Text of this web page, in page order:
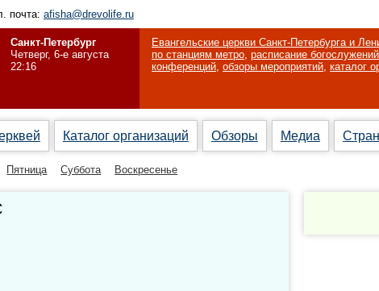
почта: afisha@drevolife.ru
Санкт-Петербург
Четверг, 6-е августа
22:16
Евангельские церкви Санкт-Петербурга и
по станциям метро, расписание
конференций, обзоры мероприятий, каталог
Каталог организаций Обзоры Медиа
Пятница Суббота Воскресенье